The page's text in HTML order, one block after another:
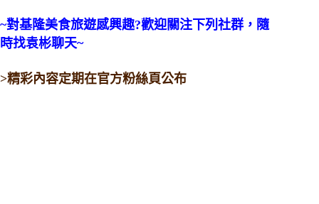
~對基隆美食旅遊感興趣?歡迎關注下列社群，隨
時找袁彬聊天~
>精彩內容定期在官方粉絲頁公布